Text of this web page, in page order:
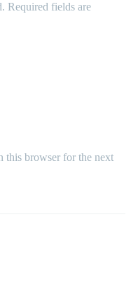
Required fields are
this browser for the next